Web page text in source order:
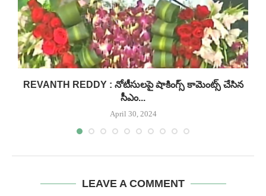
REVANTH REDDY : నోటీసులపై షాకింగ్స్ కామెంట్స్ చేసిన
సీఎం...
April 30, 2024
LEAVE A COMMENT